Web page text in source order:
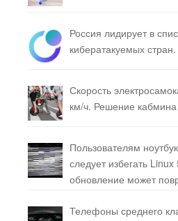
Россия лидирует в
кибератакуемых стран.
Скорость
км/ч. Решение
Пользователям
следует избегать
обновление может
Телефоны среднего